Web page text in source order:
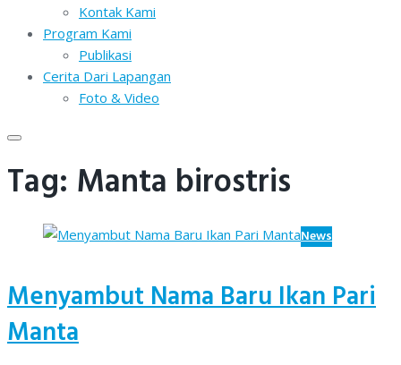
Kontak Kami
Program Kami
Publikasi
Cerita Dari Lapangan
Foto & Video
Tag: Manta birostris
News
Menyambut Nama Baru Ikan Pari
Manta